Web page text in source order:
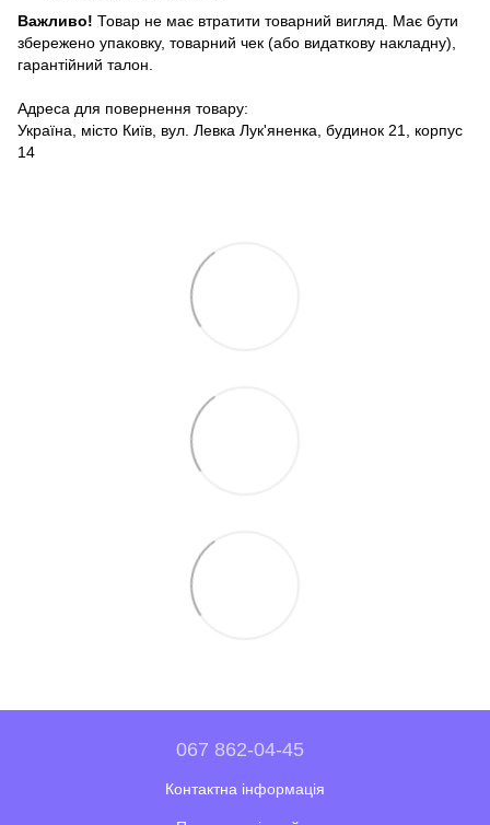
Важливо! Товар не має втратити товарний вигляд. Має бути
збережено упаковку, товарний чек (або видаткову накладну),
гарантійний талон.
Адреса для повернення товару:
Україна, місто Київ, вул. Левка Лук'яненка, будинок 21, корпус
14
067 862-04-45
Контактна інформація